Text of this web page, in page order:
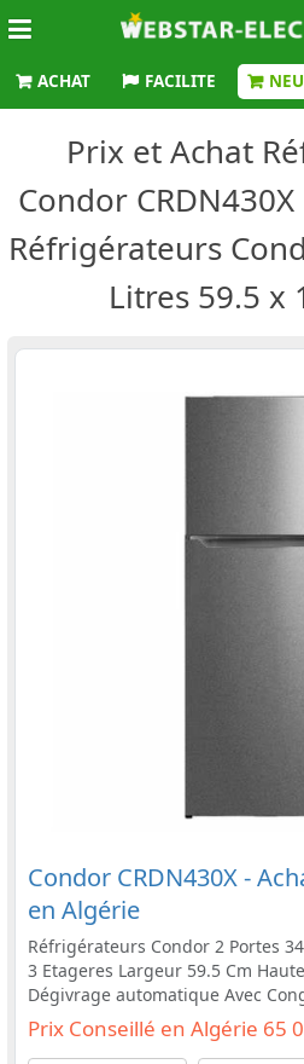
ACHAT FACILITE
Prix et Achat
Condor
Réfrigérateurs
Litres 59.5 x
Condor CRDN430X -
en Algérie
Réfrigérateurs Condor 2 Portes
3 Etageres Largeur 59.5 Cm
Dégivrage automatique Avec
Prix Conseillé en Algérie 65